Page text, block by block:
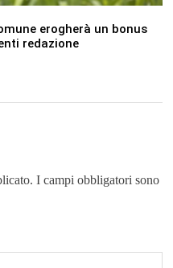
erogherà un bonus
redazione
I campi obbligatori sono